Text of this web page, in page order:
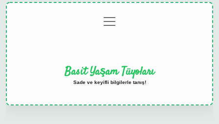
menüyü
aç
Basit Yaşam Tüyoları
Sade ve keyifli bilgilerle tanış!